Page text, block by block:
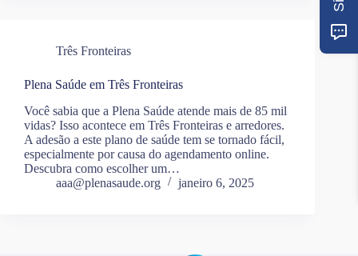
Três Fronteiras
Plena Saúde em Três Fronteiras
Você sabia que a Plena Saúde atende mais de 85 mil
vidas? Isso acontece em Três Fronteiras e arredores.
A adesão a este plano de saúde tem se tornado fácil,
especialmente por causa do agendamento online.
Descubra como escolher um…
aaa@plenasaude.org
janeiro 6, 2025